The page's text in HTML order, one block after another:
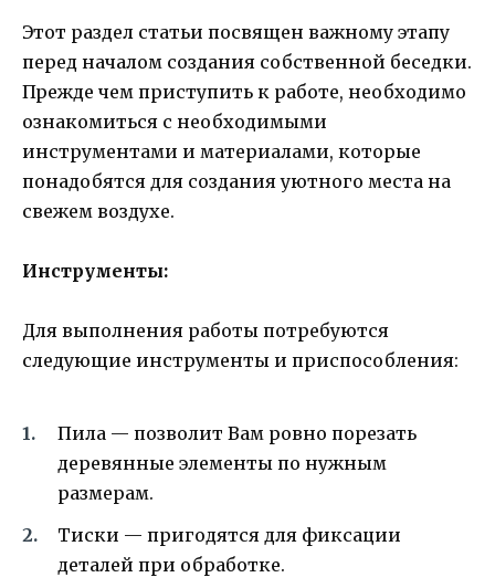
Этот раздел статьи посвящен важному этапу
перед началом создания собственной беседки.
Прежде чем приступить к работе, необходимо
ознакомиться с необходимыми
инструментами и материалами, которые
понадобятся для создания уютного места на
свежем воздухе.
Инструменты:
Для выполнения работы потребуются
следующие инструменты и приспособления:
Пила — позволит Вам ровно порезать
деревянные элементы по нужным
размерам.
Тиски — пригодятся для фиксации
деталей при обработке.